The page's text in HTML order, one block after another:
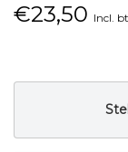
€23,50 Incl.